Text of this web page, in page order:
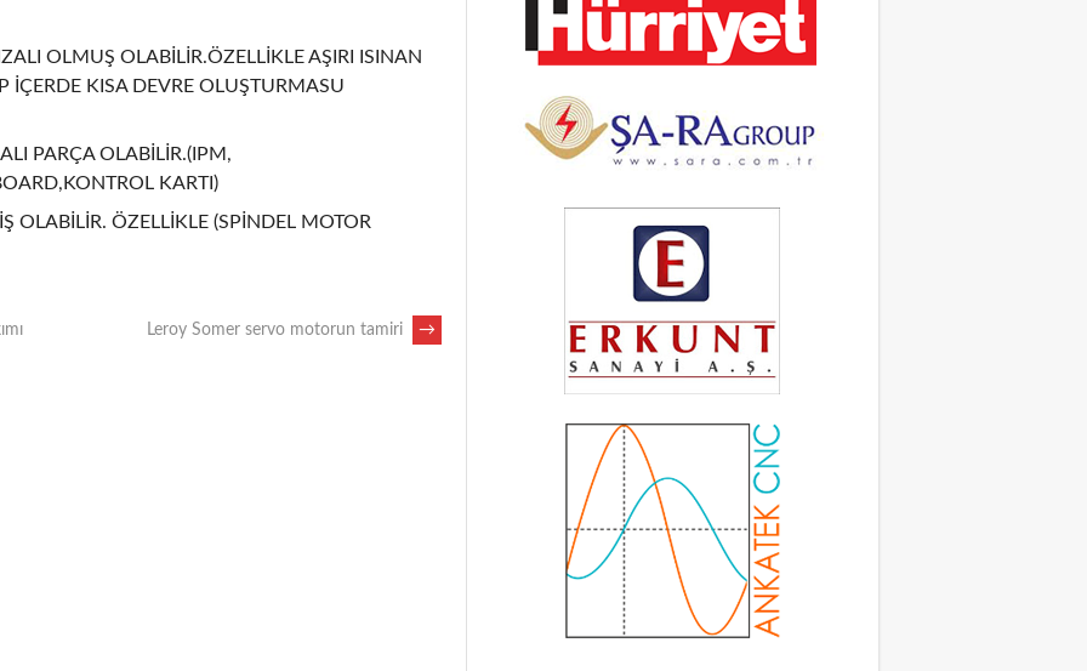
OLMUŞ OLABİLİR.ÖZELLİKLE AŞIRI ISINAN
İÇERDE KISA DEVRE OLUŞTURMASU
PARÇA OLABİLİR.(IPM,
KARTI)
OLABİLİR. ÖZELLİKLE (SPİNDEL MOTOR
Leroy Somer servo motorun tamiri →